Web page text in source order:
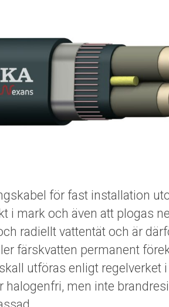
för fast installation
i mark och även att plogas
radiellt vattentät och är
färskvatten permanent
utföras enligt regelverket
halogenfri, men inte